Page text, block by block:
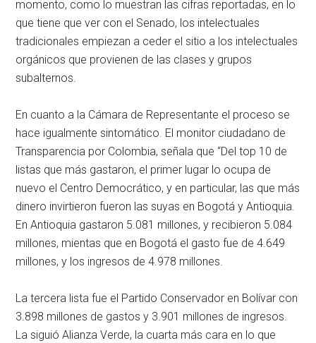
momento, como lo muestran las cifras reportadas, en lo
que tiene que ver con el Senado, los intelectuales
tradicionales empiezan a ceder el sitio a los intelectuales
orgánicos que provienen de las clases y grupos
subalternos.
En cuanto a la Cámara de Representante el proceso se
hace igualmente sintomático. El monitor ciudadano de
Transparencia por Colombia, señala que “Del top 10 de
listas que más gastaron, el primer lugar lo ocupa de
nuevo el Centro Democrático, y en particular, las que más
dinero invirtieron fueron las suyas en Bogotá y Antioquia.
En Antioquia gastaron 5.081 millones, y recibieron 5.084
millones, mientas que en Bogotá el gasto fue de 4.649
millones, y los ingresos de 4.978 millones.
La tercera lista fue el Partido Conservador en Bolívar con
3.898 millones de gastos y 3.901 millones de ingresos.
La siguió Alianza Verde, la cuarta más cara en lo que